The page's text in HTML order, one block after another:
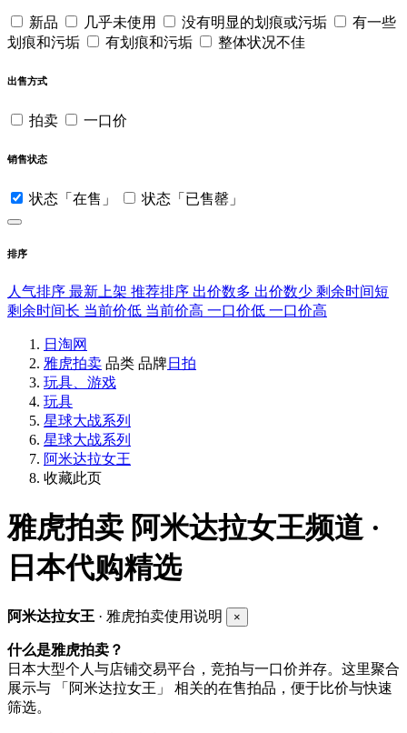
新品 几乎未使用 没有明显的划痕或污垢
有一些
划痕和污垢
有划痕和污垢 整体状况不佳
出售方式
拍卖 一口价
销售状态
状态「在售」 状态「已售罄」
排序
人气排序 最新上架 推荐排序 出价数多 出价数少 剩余时间短
剩余时间长 当前价低 当前价高 一口价低 一口价高
日淘网
雅虎拍卖 品类 品牌日拍
玩具、游戏
玩具
星球大战系列
星球大战系列
阿米达拉女王
收藏此页
雅虎拍卖 阿米达拉女王频道 ·
日本代购精选
阿米达拉女王 · 雅虎拍卖使用说明 ×
什么是雅虎拍卖？
日本大型个人与店铺交易平台，竞拍与一口价并存。这里聚合
展示与 「阿米达拉女王」 相关的在售拍品，便于比价与快速
筛选。